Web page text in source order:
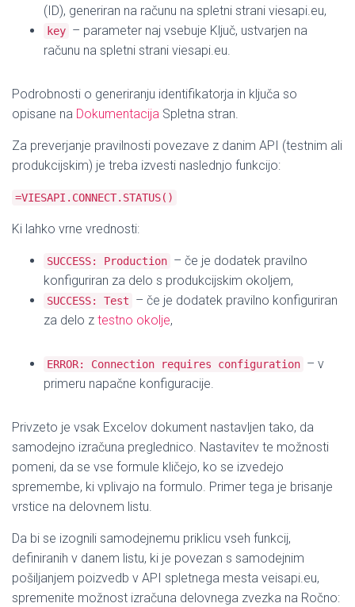
(ID), generiran na računu na spletni strani viesapi.eu,
key – parameter naj vsebuje Ključ, ustvarjen na
računu na spletni strani viesapi.eu.
Podrobnosti o generiranju identifikatorja in ključa so
opisane na Dokumentacija Spletna stran.
Za preverjanje pravilnosti povezave z danim API (testnim ali
produkcijskim) je treba izvesti naslednjo funkcijo:
=VIESAPI.CONNECT.STATUS()
Ki lahko vrne vrednosti:
SUCCESS: Production – če je dodatek pravilno
konfiguriran za delo s produkcijskim okoljem,
SUCCESS: Test
– če je dodatek pravilno konfiguriran
za delo z testno okolje,
ERROR: Connection requires configuration – v
primeru napačne konfiguracije.
Privzeto je vsak Excelov dokument nastavljen tako, da
samodejno izračuna preglednico. Nastavitev te možnosti
pomeni, da se vse formule kličejo, ko se izvedejo
spremembe, ki vplivajo na formulo. Primer tega je brisanje
vrstice na delovnem listu.
Da bi se izognili samodejnemu priklicu vseh funkcij,
definiranih v danem listu, ki je povezan s samodejnim
pošiljanjem poizvedb v API spletnega mesta veisapi.eu,
spremenite možnost izračuna delovnega zvezka na Ročno: